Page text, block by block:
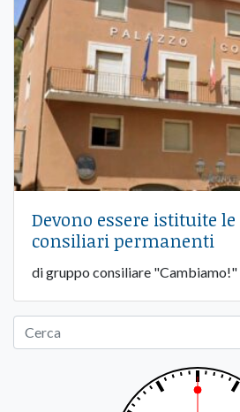
Devono essere istituite
consiliari permanenti
di gruppo consiliare "Cambiamo!"